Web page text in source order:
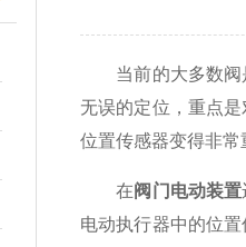
当前的大多数阀是
无误的定位，重点
位置传感器变得非
在阀门电动装置
电动执行器中的位